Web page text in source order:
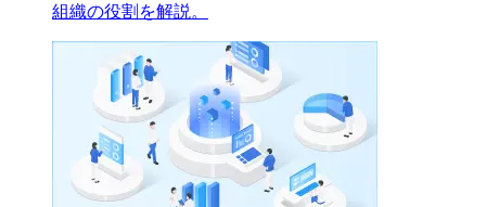
組織の役割を解説。